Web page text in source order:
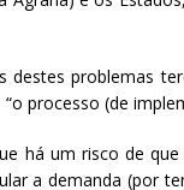
destes problemas
processo (de
há um risco de
a demanda (por